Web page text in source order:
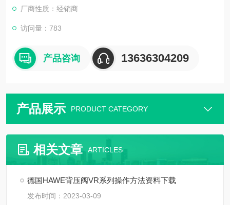
厂商性质：经销商
访问量：783
产品咨询 13636304209
产品展示 PRODUCT CATEGORY
相关文章 ARTICLES
德国HAWE背压阀VR系列操作方法资料下载
发布时间：2023-03-09